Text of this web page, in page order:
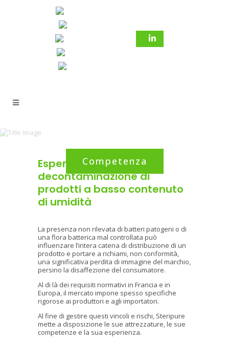
Competenza
Esperti nella
decontaminazione di
prodotti a basso contenuto
di umidità
La presenza non rilevata di batteri patogeni o di
una flora batterica mal controllata può
influenzare l’intera catena di distribuzione di un
prodotto e portare a richiami, non conformità,
una significativa perdita di immagine del marchio,
persino la disaffezione del consumatore.
Al di là dei requisiti normativi in Francia e in
Europa, il mercato impone spesso specifiche
rigorose ai produttori e agli importatori.
Al fine di gestire questi vincoli e rischi, Steripure
mette a disposizione le sue attrezzature, le sue
competenze e la sua esperienza.